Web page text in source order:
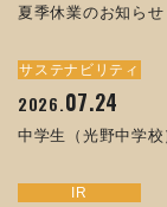
夏季休業のお知らせ
サステナビリティ
2026.07.24
中学生（光野中学
IR
コラムを更新しま
お知らせ
2025. 09.02
ORANGE NEWS
トピックス
2025.10.01
高松流技Vol.25を掲
トピックス
MECT 2025 出展
イベント
2025.04.16
MEX金沢2025 出
イベント
譲渡制限付株式報
IR
2026. 07.07
人材戦略を策定しま
サステナビリティ
2026.03.26
「健康経営優良法人